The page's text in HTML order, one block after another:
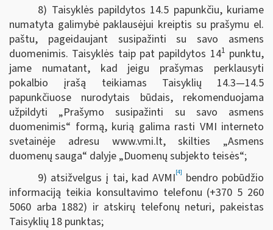
8) Taisyklės papildytos 14.5 papunkčiu, kuriame
numatyta galimybė paklausėjui kreiptis su prašymu el.
paštu, pageidaujant susipažinti su savo asmens
duomenimis. Taisyklės taip pat papildytos 141 punktu,
jame numatant, kad jeigu prašymas perklausyti
pokalbio įrašą teikiamas Taisyklių 14.3—14.5
papunkčiuose nurodytais būdais, rekomenduojama
užpildyti „Prašymo susipažinti su savo asmens
duomenimis“ formą, kurią galima rasti VMI interneto
svetainėje adresu www.vmi.lt, skilties „Asmens
duomenų sauga“ dalyje „Duomenų subjekto teisės“;
9) atsižvelgus į tai, kad AVMI[4] bendro pobūdžio
informaciją teikia konsultavimo telefonu (+370 5 260
5060 arba 1882) ir atskirų telefonų neturi, pakeistas
Taisyklių 18 punktas;